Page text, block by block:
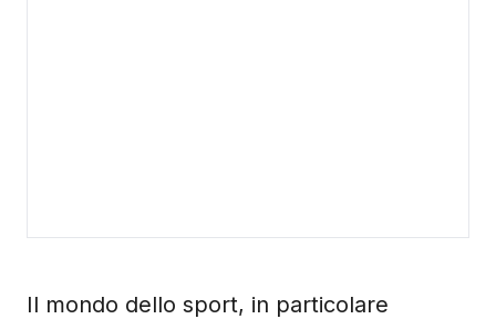
Il mondo dello sport, in particolare